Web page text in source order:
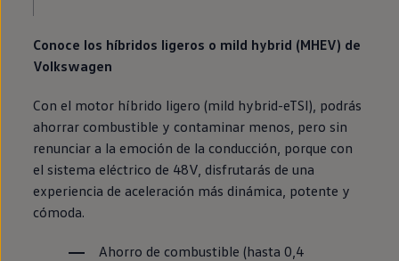
Conoce los híbridos ligeros o mild hybrid (MHEV) de
Volkswagen
Con el motor híbrido ligero(mild hybrid-eTSI), podrás
ahorrar combustible y contaminar menos, pero sin
renunciar a la emoción de la conducción, porque con
el sistema eléctrico de 48V, disfrutarás de una
experiencia de aceleración más dinámica, potente y
cómoda.
Ahorro de combustible (hasta 0,4